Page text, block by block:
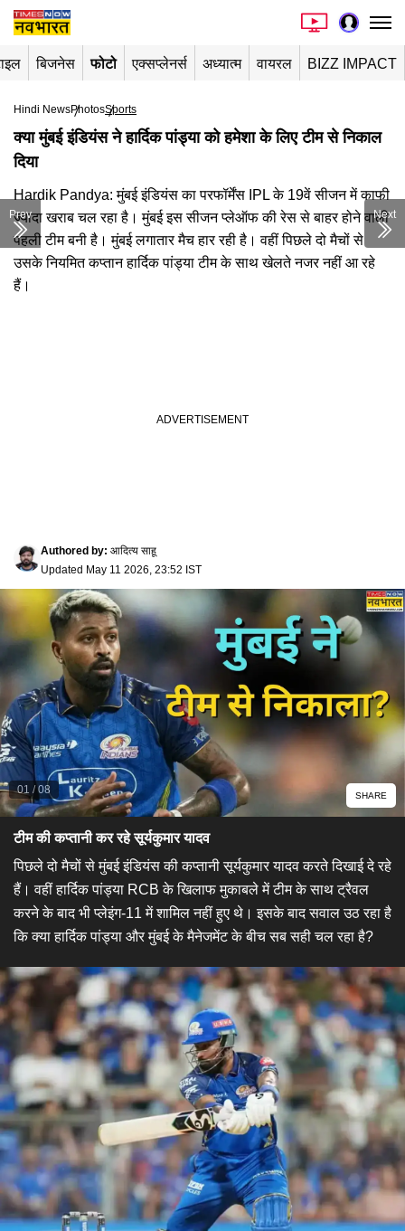
बिजनेस फोटो एक्सप्लेनर्स अध्यात्म वायरल BIZZ IMPACT
Hindi NewsPhotosSports
क्या मुंबई इंडियंस ने हार्दिक पांड्या को हमेशा के लिए टीम से निकाल
दिया
Hardik Pandya: मुंबई इंडियंस का परफॉर्मेंस IPL के 19वें सीजन में काफी
ज्यादा खराब चल रहा है। मुंबई इस सीजन प्लेऑफ की रेस से बाहर होने वाली
पहली टीम बनी है। मुंबई लगातार मैच हार रही है। वहीं पिछले दो मैचों से
उसके नियमित कप्तान हार्दिक पांड्या टीम के साथ खेलते नजर नहीं आ रहे
हैं।
Authored by: आदित्य साहू
Updated May 11 2026, 23:52 IST
01 /08 SHARE
टीम की कप्तानी कर रहे सूर्यकुमार यादव
पिछले दो मैचों से मुंबई इंडियंस की कप्तानी सूर्यकुमार यादव करते दिखाई दे रहे
हैं। वहीं हार्दिक पांड्या RCB के खिलाफ मुकाबले में टीम के साथ ट्रैवल
करने के बाद भी प्लेइंग-11 में शामिल नहीं हुए थे। इसके बाद सवाल उठ रहा है
कि क्या हार्दिक पांड्या और मुंबई के मैनेजमेंट के बीच सब सही चल रहा है?
Prev Next